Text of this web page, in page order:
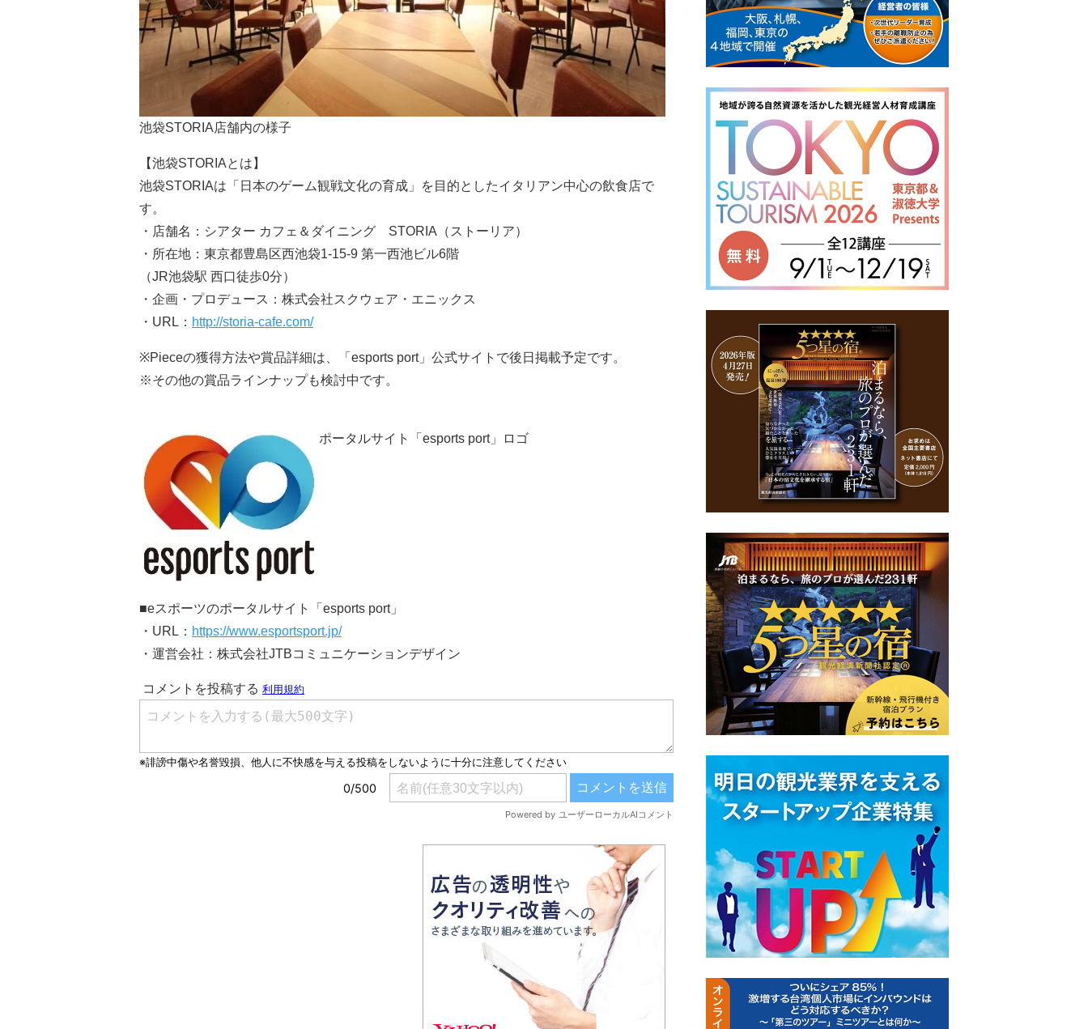
池袋STORIA店舗内の様子
【池袋STORIAとは】
池袋STORIAは「日本のゲーム観戦文化の育成」を目的としたイタリアン中心の飲食店で
す。
・店舗名：シアター カフェ＆ダイニング STORIA（ストーリア）
・所在地：東京都豊島区西池袋1-15-9 第一西池ビル6階
（JR池袋駅 西口徒歩0分）
・企画・プロデュース：株式会社スクウェア・エニックス
・URL： http://storia-cafe.com/
※Pieceの獲得方法や賞品詳細は、「esports port」公式サイトで後日掲載予定です。
※その他の賞品ラインナップも検討中です。
ポータルサイト「esports port」ロゴ
■eスポーツのポータルサイト「esports port」
・URL： https://www.esportsport.jp/
・運営会社：株式会社JTBコミュニケーションデザイン